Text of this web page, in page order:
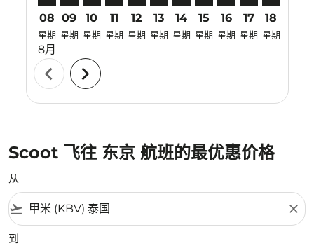
08
星期
8月
09
星期
10
星期
11
星期
12
星期
13
星期
14
星期
15
星期
16
星期
17
星期
18
星期
chevron_left chevron_right
Scoot 飞往 东京 航班的最优惠价格
从
flight_takeoff close
到